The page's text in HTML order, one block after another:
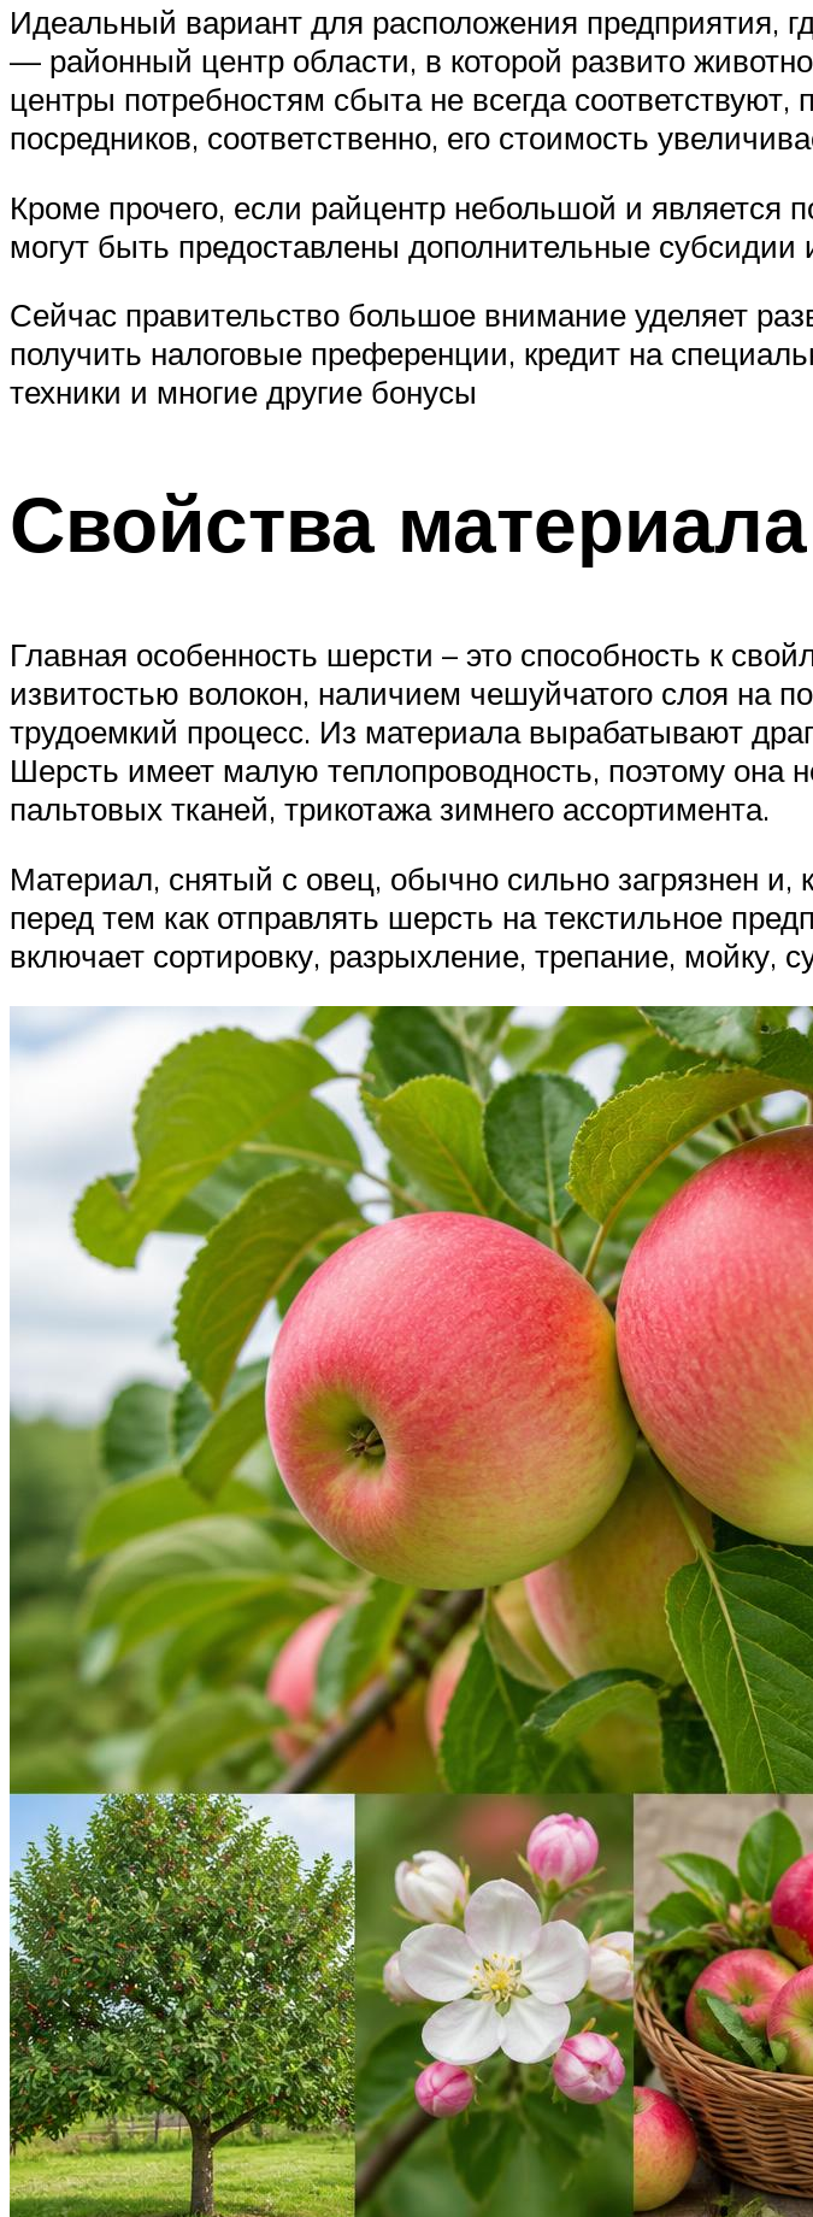
Идеальный вариант для расположения предприятия,
— районный центр области, в которой развито
центры потребностям сбыта не всегда соответствуют,
посредников, соответственно, его стоимость
Кроме прочего, если райцентр небольшой и является
могут быть предоставлены дополнительные субсидии
Сейчас правительство большое внимание уделяет
получить налоговые преференции, кредит на
техники и многие другие бонусы
Свойства материала
Главная особенность шерсти – это способность к
извитостью волокон, наличием чешуйчатого слоя на
трудоемкий процесс. Из материала вырабатывают
Шерсть имеет малую теплопроводность, поэтому она
пальтовых тканей, трикотажа зимнего ассортимента.
Материал, снятый с овец, обычно сильно загрязнен и,
перед тем как отправлять шерсть на текстильное
включает сортировку, разрыхление, трепание, мойку,